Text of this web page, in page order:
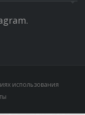
использования